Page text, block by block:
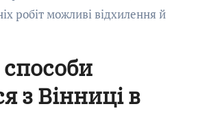
робіт можливі відхилення й
з Вінниці в